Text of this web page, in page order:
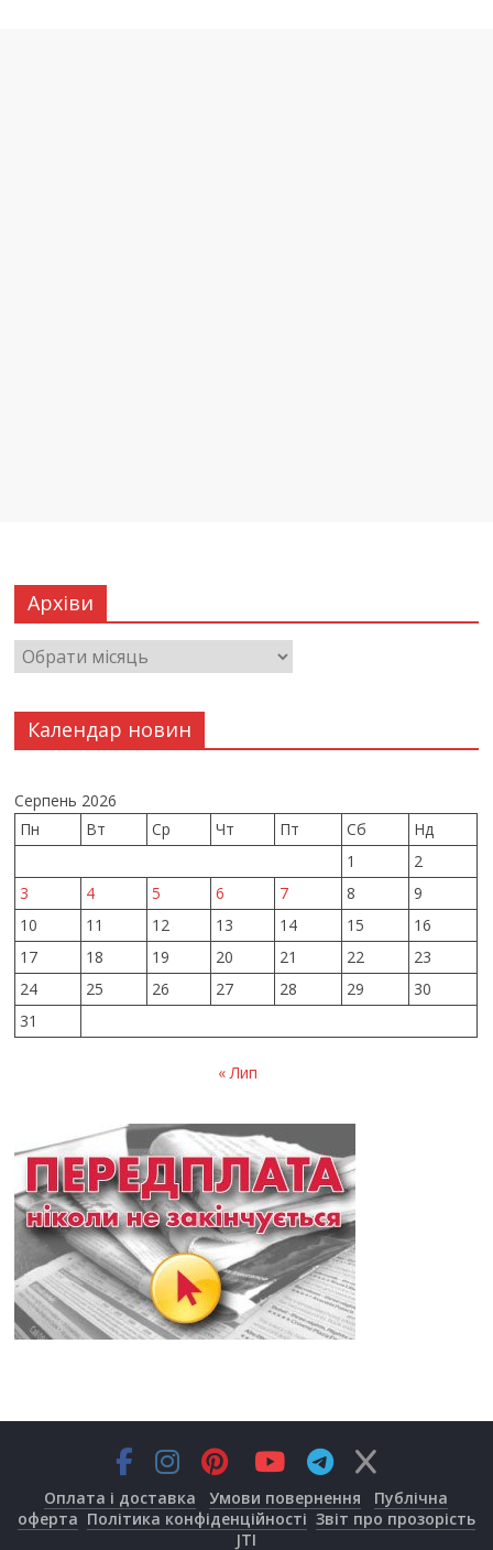
Архіви
Календар новин
Серпень 2026
Пн
Вт Ср Чт Пт Сб
Нд
1
2
3
4 5 6 7 8
9
10
11 12 13 14 15
16
17
18 19 20 21 22
23
24
25 26 27 28 29
30
31
« Лип
Оплата і доставка Умови повернення
Публічна
оферта Політика конфіденційності Звіт про прозорість
JTI